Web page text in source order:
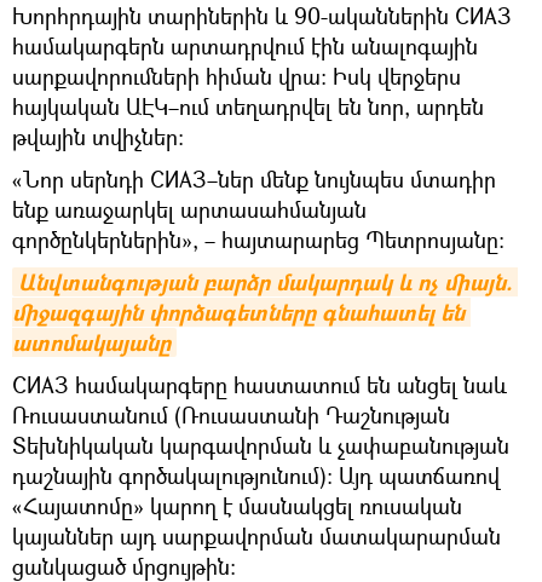
Խորհրդային տարիներին և 90-ականներին СИАЗ
համակարգերն արտադրվում էին անալոգային
սարքավորումների հիման վրա։ Իսկ վերջերս
հայկական ԱԷԿ–ում տեղադրվել են նոր, արդեն
թվային տվիչներ։
«Նոր սերնդի СИАЗ–ներ մենք նույնպես մտադիր
ենք առաջարկել արտասահմանյան
գործընկերներին», – հայտարարեց Պետրոսյանը։
Անվտանգության բարձր մակարդակ և ոչ միայն.
միջազգային փորձագետները գնահատել են
ատոմակայանը
СИАЗ համակարգերը հաստատում են անցել նաև
Ռուսաստանում (Ռուսաստանի Դաշնության
Տեխնիկական կարգավորման և չափաբանության
դաշնային գործակալությունում)։ Այդ պատճառով
«Հայատոմը» կարող է մասնակցել ռուսական
կայաններ այդ սարքավորման մատակարարման
ցանկացած մրցույթին։